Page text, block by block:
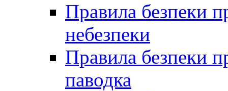
Правила безпеки
небезпеки
Правила безпеки
паводка